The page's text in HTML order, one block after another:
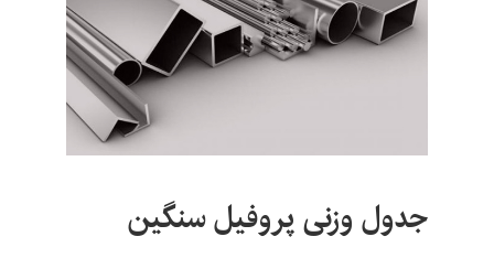
جدول وزنی پروفیل سنگین